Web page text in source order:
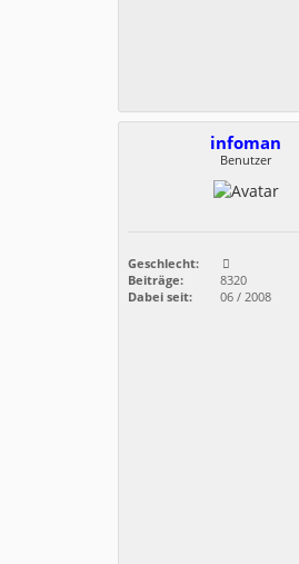
infoman
Benutzer
Geschlecht:
Beiträge:
8320
Dabei seit:
06 / 2008